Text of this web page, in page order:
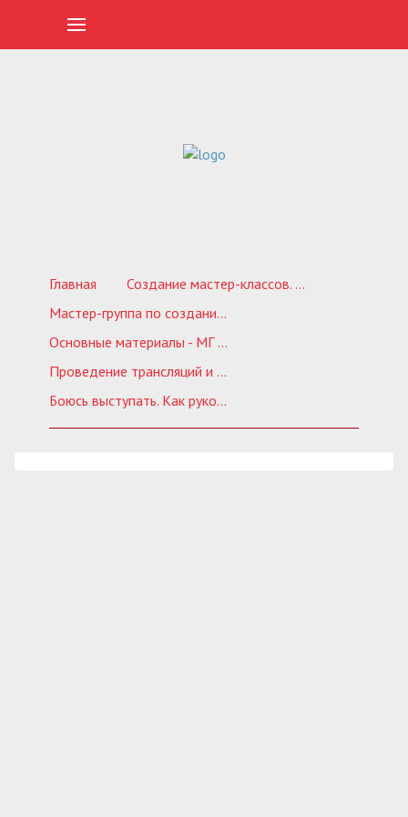
Главная
Создание мастер-классов. Обучающие курсы
Мастер-группа по созданию своего обучающего проекта 1.0
Основные материалы - МГ 1.0
Проведение трансляций и прямых эфиров
Боюсь выступать. Как рукодельнице преодолеть страх публичных выступлений